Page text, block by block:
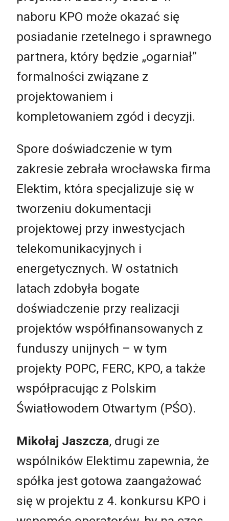
naboru KPO może okazać się
posiadanie rzetelnego i sprawnego
partnera, który będzie „ogarniał”
formalności związane z
projektowaniem i
kompletowaniem zgód i decyzji.
Spore doświadczenie w tym
zakresie zebrała wrocławska firma
Elektim, która specjalizuje się w
tworzeniu dokumentacji
projektowej przy inwestycjach
telekomunikacyjnych i
energetycznych. W ostatnich
latach zdobyła bogate
doświadczenie przy realizacji
projektów współfinansowanych z
funduszy unijnych – w tym
projekty POPC, FERC, KPO, a także
współpracując z Polskim
Światłowodem Otwartym (PŚO).
Mikołaj Jaszcza, drugi ze
wspólników Elektimu zapewnia, że
spółka jest gotowa zaangażować
się w projektu z 4. konkursu KPO i